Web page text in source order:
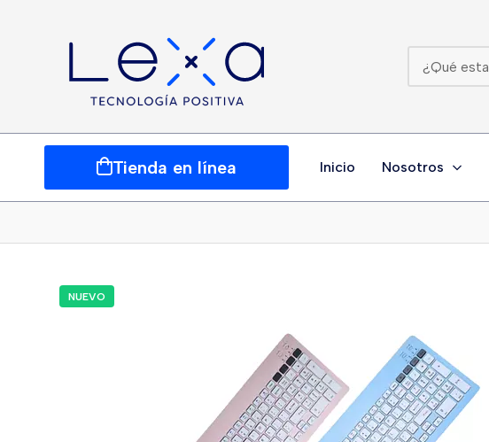
Tienda en línea Inicio Nosotros
NUEVO